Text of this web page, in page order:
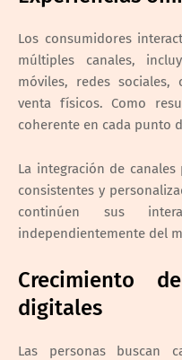
Los consumidores
múltiples canales,
móviles, redes
venta físicos. Como
coherente en cada punto
La integración de
consistentes y
continúen sus
independientemente del
Crecimiento
digitales
Las personas buscan